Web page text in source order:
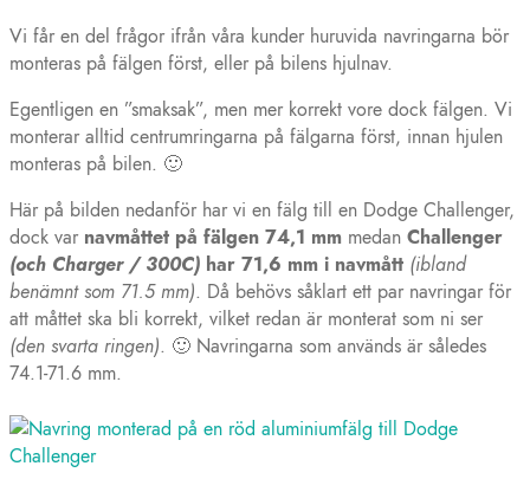
Vi får en del frågor ifrån våra kunder huruvida navringarna bör
monteras på fälgen först, eller på bilens hjulnav.
Egentligen en ”smaksak”, men mer korrekt vore dock fälgen. Vi
monterar alltid centrumringarna på fälgarna först, innan hjulen
monteras på bilen. 🙂
Här på bilden nedanför har vi en fälg till en Dodge Challenger,
dock var navmåttet på fälgen 74,1 mm medan Challenger
(och Charger / 300C) har 71,6 mm i navmått (ibland
benämnt som 71.5 mm). Då behövs såklart ett par navringar för
att måttet ska bli korrekt, vilket redan är monterat som ni ser
(den svarta ringen). 🙂 Navringarna som används är således
74.1-71.6 mm.